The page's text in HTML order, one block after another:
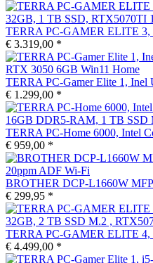
TERRA PC-GAMER ELITE 3,
€ 3.319,00 *
TERRA PC-Gamer Elite 1, Inel
€ 1.299,00 *
TERRA PC-Home 6000, Intel
€ 959,00 *
BROTHER DCP-L1660W
€ 299,95 *
TERRA PC-GAMER ELITE 4,
€ 4.499,00 *